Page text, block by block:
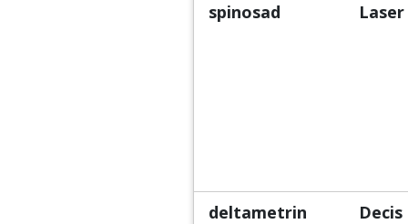
spinosad
Laser
deltametrin
Decis